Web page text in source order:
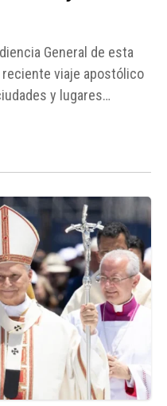
General de esta
viaje apostólico
y lugares
y la festiva